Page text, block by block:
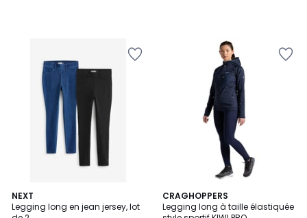
NEXT
Legging long en jean jersey, lot
2
Couleurs
CRAGHOPPERS
Legging long à taille élastiquée
2
Couleurs